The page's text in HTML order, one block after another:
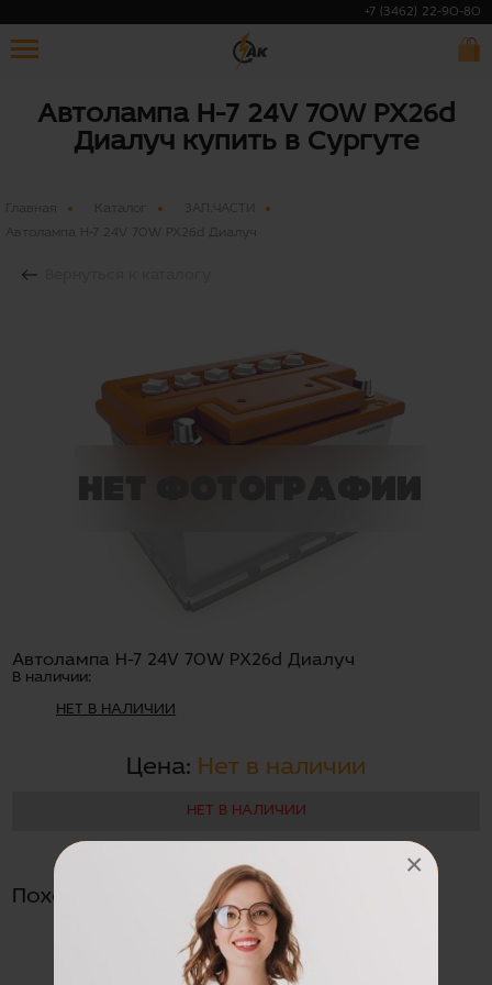
×
+7 (3462) 22-90-80
Автолампа Н-7 24V 70W PX26d
Диалуч купить в Сургуте
Главная
ЗАП.ЧАСТИ
Автолампа Н-7 24V 70W PX26d Диалуч
Автолампа Н-7 24V 70W PX26d Диалуч
В наличии:
НЕТ В НАЛИЧИИ
Цена: Нет в наличии
НЕТ В НАЛИЧИИ
Похожие товары